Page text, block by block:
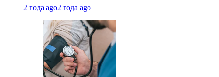
2 года ago2 года ago